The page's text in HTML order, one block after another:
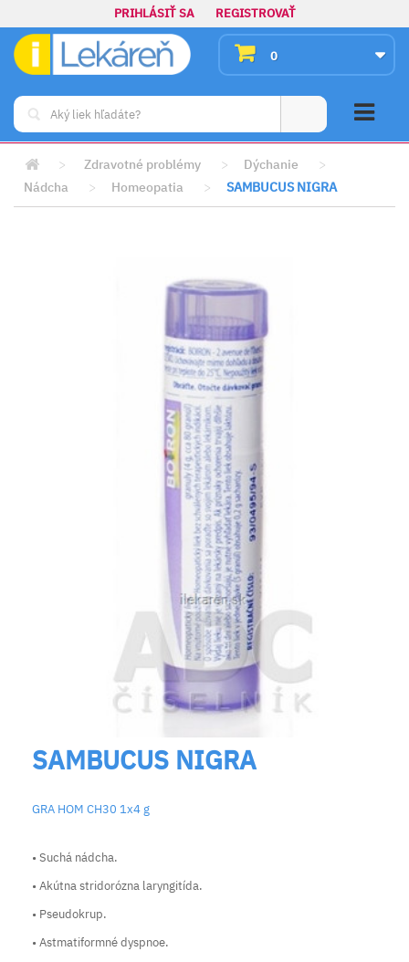
PRIHLÁSIŤ SA REGISTROVAŤ
0
> Zdravotné problémy > Dýchanie
>
Nádcha
> Homeopatia > SAMBUCUS NIGRA
SAMBUCUS NIGRA
GRA HOM CH30 1x4 g
• Suchá nádcha.
• Akútna stridorózna laryngitída.
• Pseudokrup.
• Astmatiformné dyspnoe.